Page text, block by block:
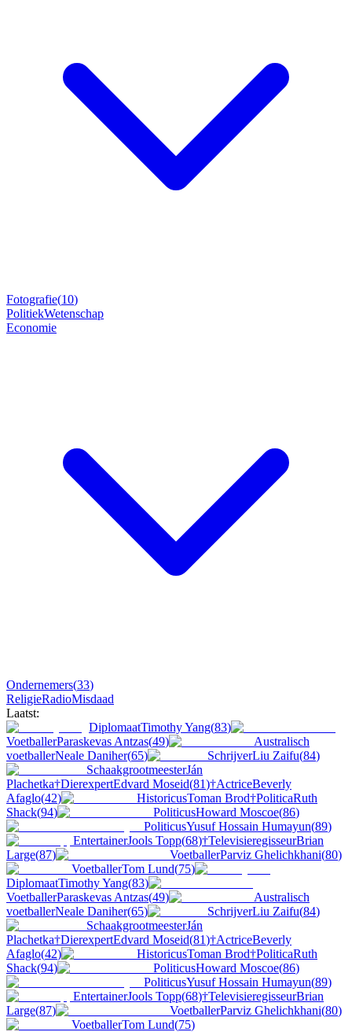
Fotografie(10)
PolitiekWetenschap
Economie
Ondernemers(33)
ReligieRadioMisdaad
Laatst:
DiplomaatTimothy Yang(83)
VoetballerParaskevas Antzas(49)
Australisch
voetballerNeale Daniher(65) SchrijverLiu Zaifu(84)
SchaakgrootmeesterJán
Plachetka†DierexpertEdvard Moseid(81)†ActriceBeverly
Afaglo(42) HistoricusToman Brod†PoliticaRuth
Shack(94) PoliticusHoward Moscoe(86)
PoliticusYusuf Hossain Humayun(89)
EntertainerJools Topp(68)†TelevisieregisseurBrian
Large(87) VoetballerParviz Ghelichkhani(80)
VoetballerTom Lund(75)
DiplomaatTimothy Yang(83)
VoetballerParaskevas Antzas(49)
Australisch
voetballerNeale Daniher(65) SchrijverLiu Zaifu(84)
SchaakgrootmeesterJán
Plachetka†DierexpertEdvard Moseid(81)†ActriceBeverly
Afaglo(42) HistoricusToman Brod†PoliticaRuth
Shack(94) PoliticusHoward Moscoe(86)
PoliticusYusuf Hossain Humayun(89)
EntertainerJools Topp(68)†TelevisieregisseurBrian
Large(87) VoetballerParviz Ghelichkhani(80)
VoetballerTom Lund(75)